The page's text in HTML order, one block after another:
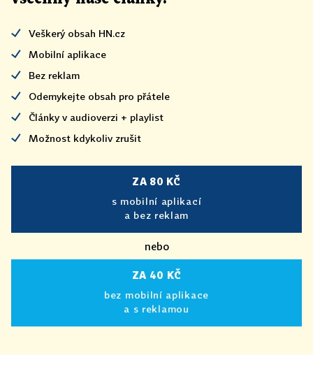
Veškerý obsah HN.cz
Mobilní aplikace
Bez reklam
Odemykejte obsah pro přátele
Články v audioverzi + playlist
Možnost kdykoliv zrušit
ZA 80 KČ
s mobilní aplikací
a bez reklam
nebo
ZA 40 KČ
bez mobilní aplikace
a s reklamou